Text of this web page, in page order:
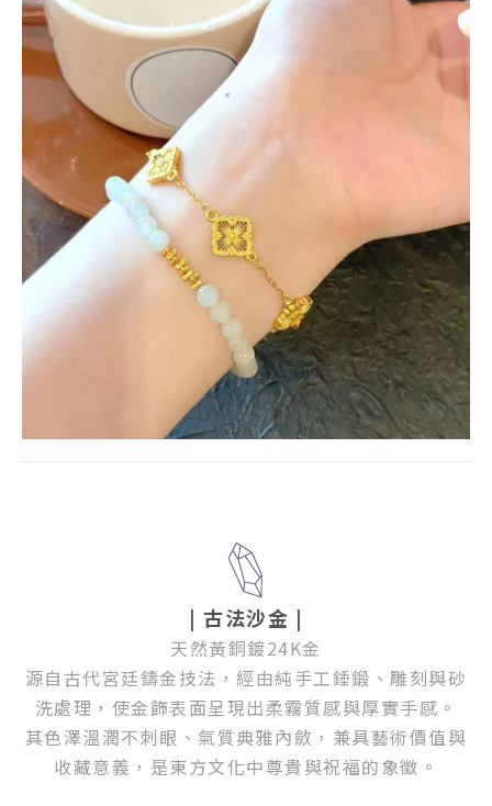
| 古法沙金 |
天然黃銅鍍24K金
源自古代宮廷鑄金技法，經由純手工錘鍛、雕刻與砂
洗處理，使金飾表面呈現出柔霧質感與厚實手感。
其色澤溫潤不刺眼、氣質典雅內斂，兼具藝術價值與
收藏意義，是東方文化中尊貴與祝福的象徵。